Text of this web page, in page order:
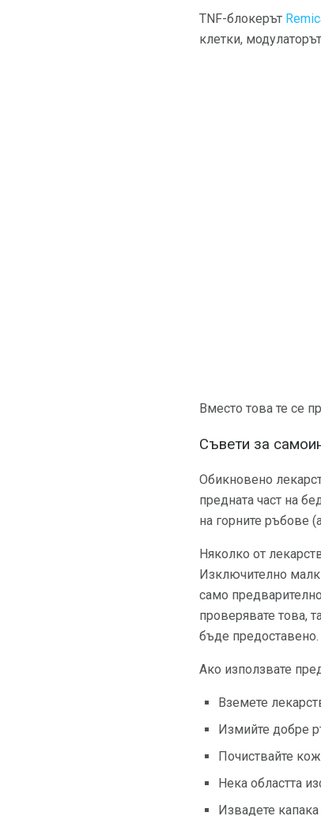
TNF-блокерът
клетки, модулаторът
Вместо това те се
Съвети за
Обикновено
предната част на
на горните ръбове
Няколко от
Изключително
само
проверявате това,
бъде предоставено.
Ако използвате
Вземете
Измийте добре
Почиствайте
Нека областта
Извадете капака